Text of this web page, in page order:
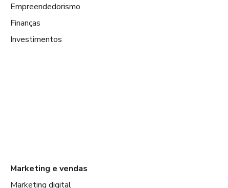
Empreendedorismo
Finanças
Investimentos
Marketing e vendas
Marketing digital